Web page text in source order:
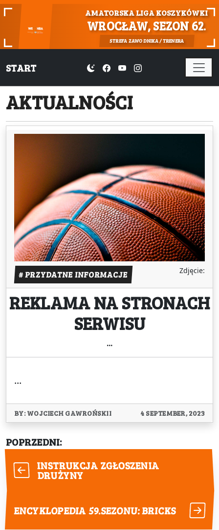
AMATORSKA LIGA KOSZYKÓWKI
WROCŁAW, SEZON 62.
STREFA ZAWODNIKA / TRENERA
START
AKTUALNOŚCI
# PRZYDATNE INFORMACJE Zdjęcie:
REKLAMA NA STRONACH
SERWISU
...
...
BY: WOJCIECH GAWROŃSKII 4 SEPTEMBER, 2023
POPRZEDNI:
INSTRUKCJA ZGŁOSZENIA
DRUŻYNY
ENCYKLOPEDIA 59.SEZONU: BRICKS